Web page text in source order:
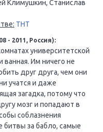
Климушкин, Станислав
ТНТ
- 2011, Россия):
университетской
ванная. Им ничего не
друг друга, чем они
учатся и даже
загадка, потому что
мозг и попадают в
соблазнения
битвы за бабло, самые